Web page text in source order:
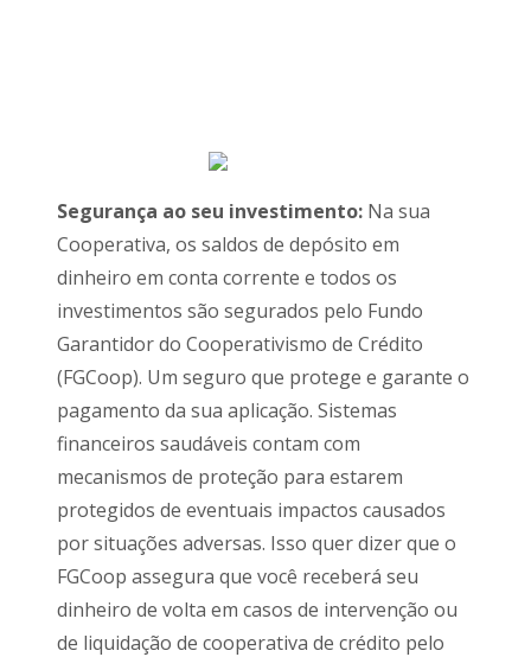
Segurança ao seu investimento:Na sua
Cooperativa, os saldos de depósito em
dinheiro em conta corrente e todos os
investimentos são segurados pelo Fundo
Garantidor do Cooperativismo de Crédito
(FGCoop). Um seguro que protege e garante o
pagamento da sua aplicação. Sistemas
financeiros saudáveis contam com
mecanismos de proteção para estarem
protegidos de eventuais impactos causados
por situações adversas. Isso quer dizer que o
FGCoop assegura que você receberá seu
dinheiro de volta em casos de intervenção ou
de liquidação de cooperativa de crédito pelo